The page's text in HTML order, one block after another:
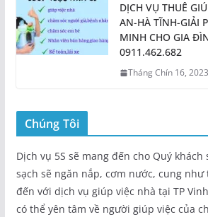
DỊCH VỤ THUÊ
AN-HÀ TĨNH-GIẢI
MINH CHO GIA
0911.462.682
Tháng Chín 16, 2023
Chúng Tôi
Dịch vụ 5S sẽ mang đến cho Quý
sạch sẽ ngăn nắp, cơm nước, cung
đến với dịch vụ giúp việc nhà tại TP
có thể yên tâm về người giúp việc của